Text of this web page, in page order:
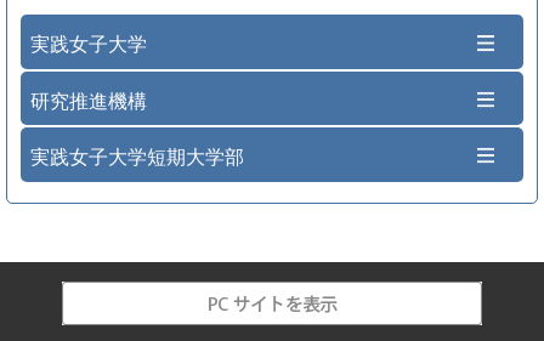
実践女子大学
研究推進機構
実践女子大学短期大学部